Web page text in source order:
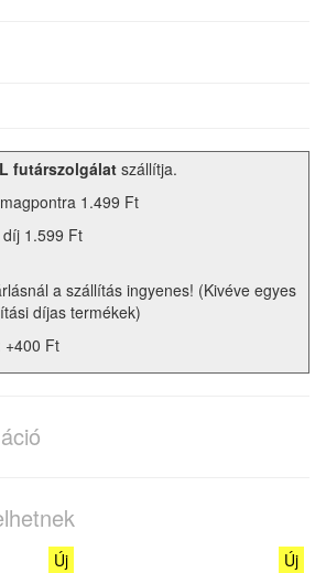
futárszolgálatszállítja.
1.499 Ft
1.599 Ft
a szállítás ingyenes! (Kivéve egyes
díjas termékek)
+400 Ft
Új Új